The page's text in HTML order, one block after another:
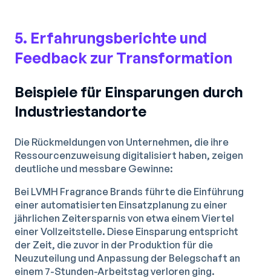
5. Erfahrungsberichte und
Feedback zur Transformation
Beispiele für Einsparungen durch
Industriestandorte
Die Rückmeldungen von Unternehmen, die ihre
Ressourcenzuweisung digitalisiert haben, zeigen
deutliche und messbare Gewinne:
Bei LVMH Fragrance Brands führte die Einführung
einer automatisierten Einsatzplanung zu einer
jährlichen Zeitersparnis von etwa einem Viertel
einer Vollzeitstelle. Diese Einsparung entspricht
der Zeit, die zuvor in der Produktion für die
Neuzuteilung und Anpassung der Belegschaft an
einem 7-Stunden-Arbeitstag verloren ging.